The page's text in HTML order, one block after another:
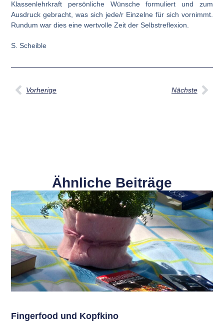
Klassenlehrkraft persönliche Wünsche formuliert und zum
Ausdruck gebracht, was sich jede/r Einzelne für sich vornimmt.
Rundum war dies eine wertvolle Zeit der Selbstreflexion.
S. Scheible
Vorherige Nächste
Ähnliche Beiträge
Fingerfood und Kopfkino